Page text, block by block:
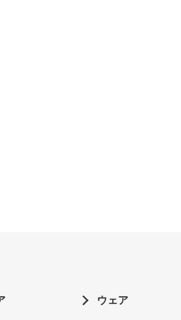
ウェア